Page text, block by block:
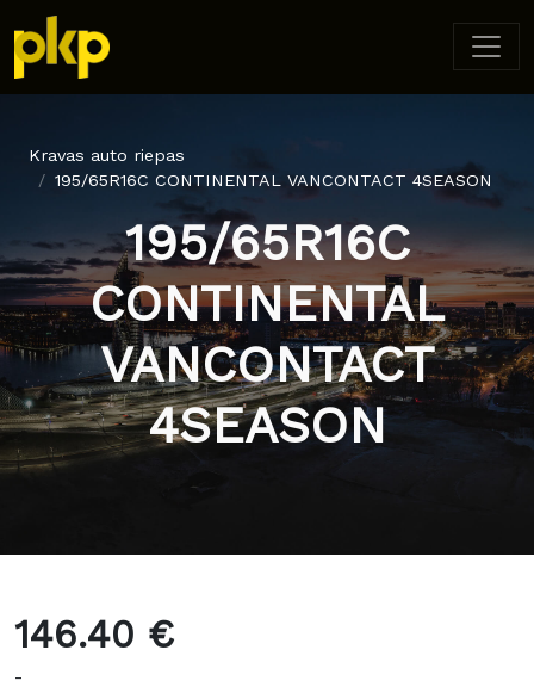
Kravas auto riepas
195/65R16C CONTINENTAL VANCONTACT 4SEASON
195/65R16C
CONTINENTAL
VANCONTACT
4SEASON
146.40 €
-